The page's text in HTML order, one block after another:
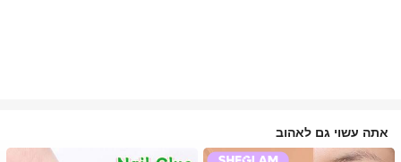
אתה עשוי גם לאהוב